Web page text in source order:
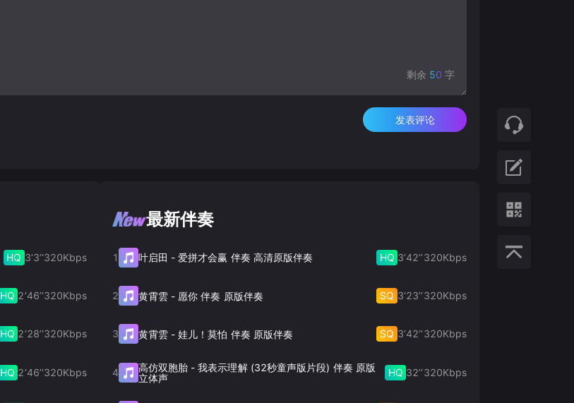
剩余 50 字
发表评论
HQ 3‘3’‘320Kbps
HQ 2‘46’‘320Kbps
HQ 2‘28’‘320Kbps
HQ 2‘46’‘320Kbps
最新伴奏
1 叶启田 -爱拼才会赢 伴奏 高清原版伴奏 HQ 3‘42’‘320Kbps
2 黄霄雲- 愿你 伴奏 原版伴奏 SQ 3‘23’‘320Kbps
3 黄霄雲-娃儿！莫怕 伴奏 原版伴奏 SQ 3‘42’‘320Kbps
4 高仿双胞胎 -我表示理解 (32秒童声版片段) 伴奏 原版
立体声
HQ 32’‘320Kbps